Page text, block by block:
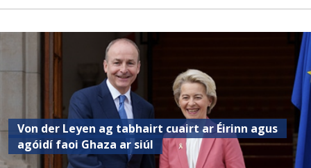
Von der Leyen ag tabhairt cuairt ar Éirinn agus
agóidí faoi Ghaza ar siúl